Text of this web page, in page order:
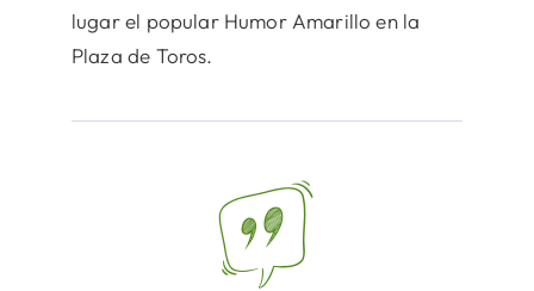
lugar el popular Humor Amarillo en la
Plaza de Toros.